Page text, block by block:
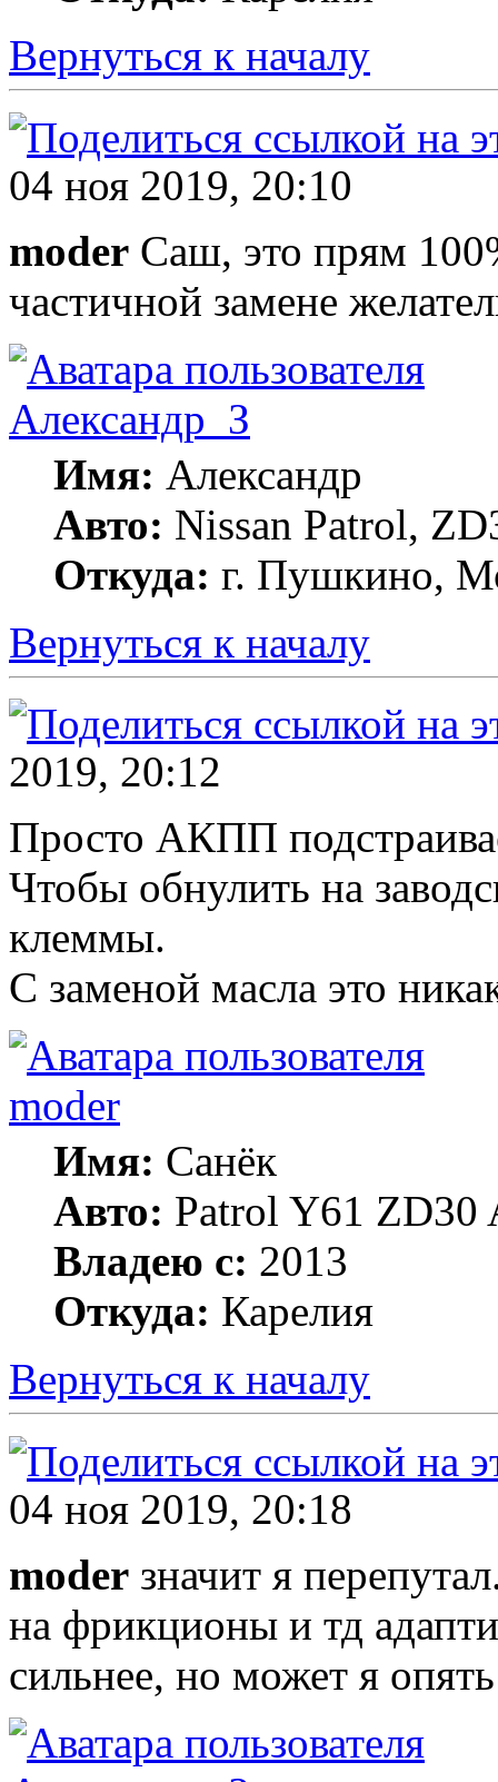
Вернуться к началу
04 ноя 2019, 20:10
moder Саш, это прям
частичной замене
Александр_З
Имя: Александр
Авто: Nissan Patrol,
Откуда: г. Пушкино,
Вернуться к началу
2019, 20:12
Просто АКПП
Чтобы обнулить на
клеммы.
С заменой масла это
moder
Имя: Санёк
Авто: Patrol Y61 ZD30
Владею с: 2013
Откуда: Карелия
Вернуться к началу
04 ноя 2019, 20:18
moder значит я
на фрикционы и тд
сильнее, но может я